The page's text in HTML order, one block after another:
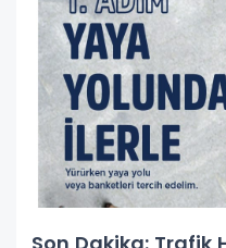
Son Dakika: Trafik